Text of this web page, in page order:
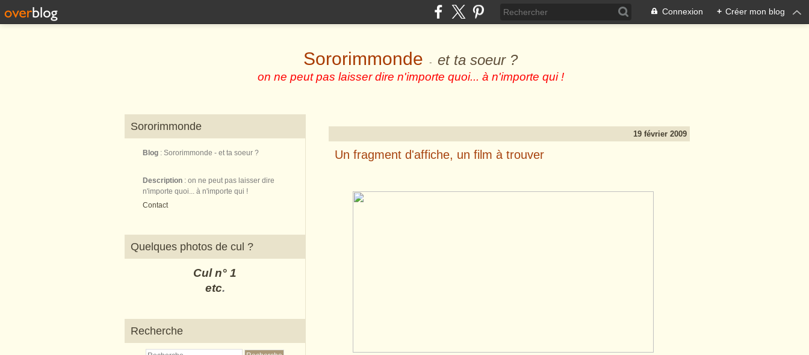
Connexion + Créer mon blog
Sororimmonde - et ta soeur ?
on ne peut pas laisser dire n'importe quoi... à n'importe qui !
Sororimmonde
Blog : Sororimmonde - et ta soeur ?
Description : on ne peut pas laisser dire
n'importe quoi... à n'importe qui !
Contact
Quelques photos de cul ?
Cul n° 1
etc.
Recherche
19 février 2009
Un fragment d'affiche, un film à trouver